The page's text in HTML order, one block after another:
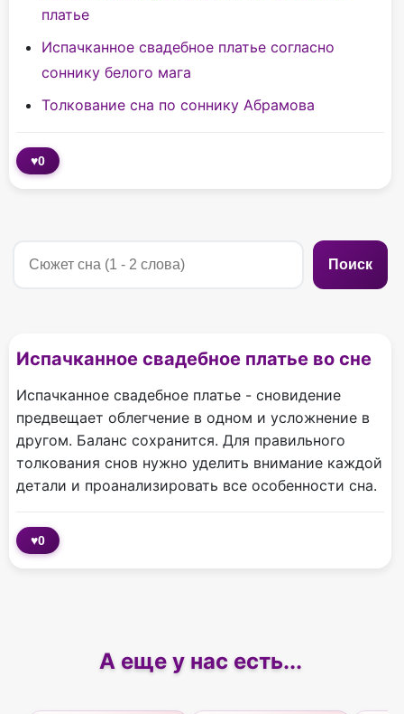
платье
Испачканное свадебное платье согласно
соннику белого мага
Толкование сна по соннику Абрамова
♥0
Поиск
Испачканное свадебное платье во сне
Испачканное свадебное платье - сновидение
предвещает облегчение в одном и усложнение в
другом. Баланс сохранится. Для правильного
толкования снов нужно уделить внимание каждой
детали и проанализировать все особенности сна.
♥0
А еще у нас есть...